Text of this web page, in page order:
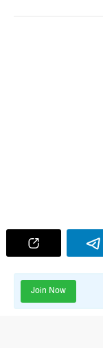
Join Now